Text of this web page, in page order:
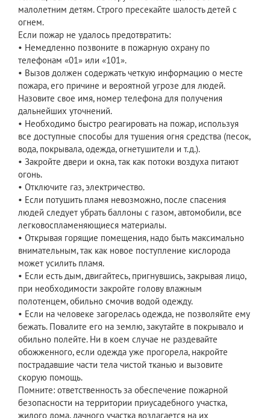
малолетним детям. Строго пресекайте шалость детей с
огнем.
Если пожар не удалось предотвратить:
• Немедленно позвоните в пожарную охрану по
телефонам «01» или «101».
• Вызов должен содержать четкую информацию о месте
пожара, его причине и вероятной угрозе для людей.
Назовите свое имя, номер телефона для получения
дальнейших уточнений.
• Необходимо быстро реагировать на пожар, используя
все доступные способы для тушения огня средства (песок,
вода, покрывала, одежда, огнетушители и т.д.).
• Закройте двери и окна, так как потоки воздуха питают
огонь.
• Отключите газ, электричество.
• Если потушить пламя невозможно, после спасения
людей следует убрать баллоны с газом, автомобили, все
легковоспламеняющиеся материалы.
• Открывая горящие помещения, надо быть максимально
внимательным, так как новое поступление кислорода
может усилить пламя.
• Если есть дым, двигайтесь, пригнувшись, закрывая лицо,
при необходимости закройте голову влажным
полотенцем, обильно смочив водой одежду.
• Если на человеке загорелась одежда, не позволяйте ему
бежать. Повалите его на землю, закутайте в покрывало и
обильно полейте. Ни в коем случае не раздевайте
обожженного, если одежда уже прогорела, накройте
пострадавшие части тела чистой тканью и вызовите
скорую помощь.
Помните: ответственность за обеспечение пожарной
безопасности на территории приусадебного участка,
жилого дома, дачного участка возлагается на их